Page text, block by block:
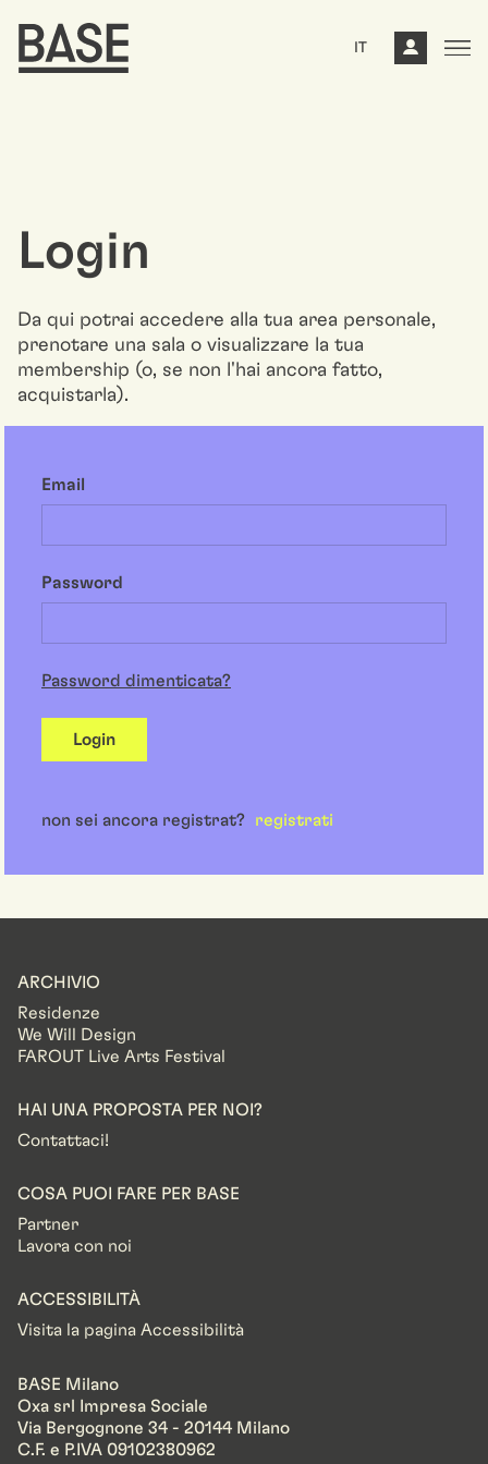
IT
Login
Da qui potrai accedere alla tua area personale,
prenotare una sala o visualizzare la tua
membership (o, se non l'hai ancora fatto,
acquistarla).
Email
Password
Password dimenticata?
Login
non sei ancora registrat? registrati
ARCHIVIO
Residenze
We Will Design
FAROUT Live Arts Festival
HAI UNA PROPOSTA PER NOI?
Contattaci!
COSA PUOI FARE PER BASE
Partner
Lavora con noi
ACCESSIBILITÀ
Visita la pagina Accessibilità
BASE Milano
Oxa srl Impresa Sociale
Via Bergognone 34 - 20144 Milano
C.F. e P.IVA 09102380962